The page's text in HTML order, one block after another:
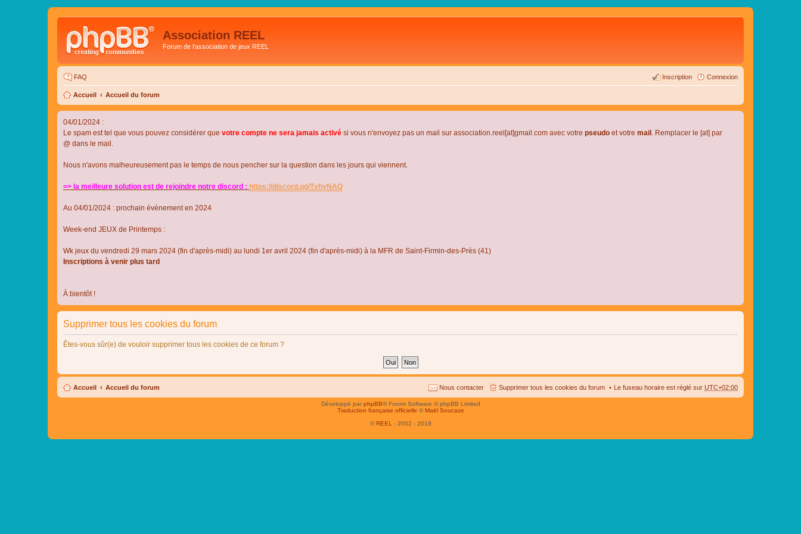
Association REEL
Forum de l'association de jeux REEL
FAQ Connexion
Inscription
Accueil Accueil du forum
04/01/2024 :
Le spam est tel que vous pouvez considérer que votre compte ne sera jamais activé si vous n'envoyez pas un mail sur association.reel[at]gmail.com avec votre pseudo et votre mail . Remplacer le [at] par
@ dans le mail.
Nous n'avons malheureusement pas le temps de nous pencher sur la question dans les jours qui viennent.
=> la meilleure solution est de rejoindre notre discord : https://discord.gg/TvhyNAQ
Au 04/01/2024 : prochain évènement en 2024
Week-end JEUX de Printemps :
Wk jeux du vendredi 29 mars 2024 (fin d'après-midi) au lundi 1er avril 2024 (fin d'après-midi) à la MFR de Saint-Firmin-des-Près (41)
Inscriptions à venir plus tard
À bientôt !
Supprimer tous les cookies du forum
Êtes-vous sûr(e) de vouloir supprimer tous les cookies de ce forum ?
Accueil Accueil du forum Le fuseau horaire est réglé sur UTC+02:00
Supprimer tous les cookies du forum
Nous contacter
Développé parphpBB® Forum Software © phpBB Limited
Traduction française officielle © Maël Soucaze
© REEL - 2002 - 2019